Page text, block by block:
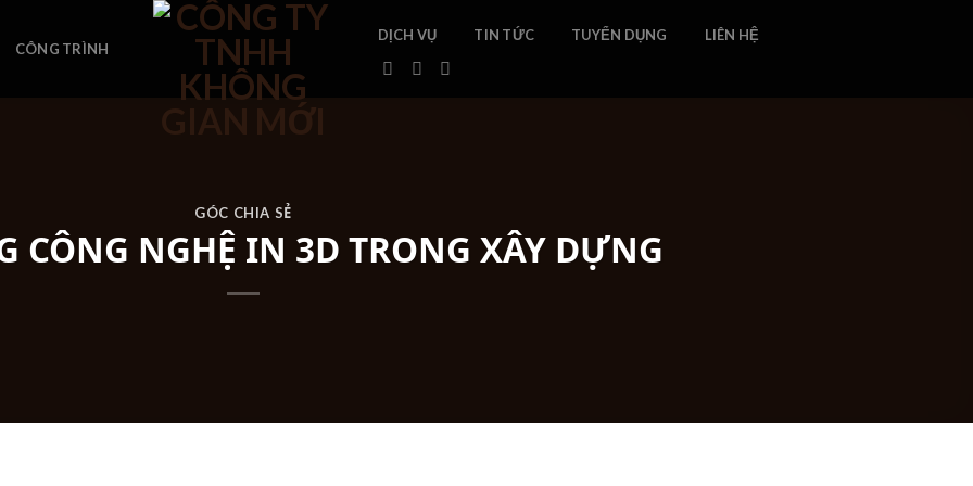
CÔNG TRÌNH
DỊCH VỤ TIN TỨC TUYỂN DỤNG LIÊN HỆ
GÓC CHIA SẺ
CÔNG NGHỆ IN 3D TRONG XÂY DỰNG